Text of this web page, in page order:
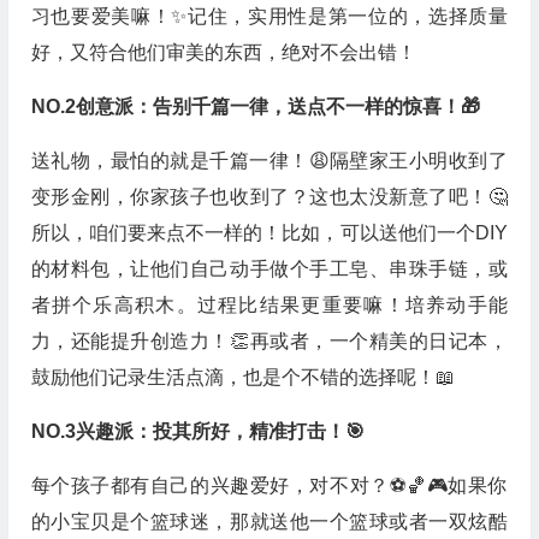
习也要爱美嘛！✨记住，实用性是第一位的，选择质量
好，又符合他们审美的东西，绝对不会出错！
NO.2创意派：告别千篇一律，送点不一样的惊喜！🎁
送礼物，最怕的就是千篇一律！😩隔壁家王小明收到了
变形金刚，你家孩子也收到了？这也太没新意了吧！🤔
所以，咱们要来点不一样的！比如，可以送他们一个DIY
的材料包，让他们自己动手做个手工皂、串珠手链，或
者拼个乐高积木。过程比结果更重要嘛！培养动手能
力，还能提升创造力！👏再或者，一个精美的日记本，
鼓励他们记录生活点滴，也是个不错的选择呢！📖
NO.3兴趣派：投其所好，精准打击！🎯
每个孩子都有自己的兴趣爱好，对不对？⚽️🏀🎮如果你
的小宝贝是个篮球迷，那就送他一个篮球或者一双炫酷